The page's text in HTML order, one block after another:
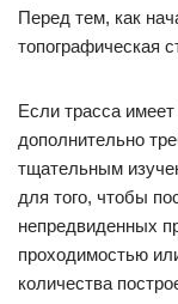
Перед тем, как
топографическая
Если трасса
дополнительно
тщательным
для того, чтобы
непредвиденных
проходимостью
количества